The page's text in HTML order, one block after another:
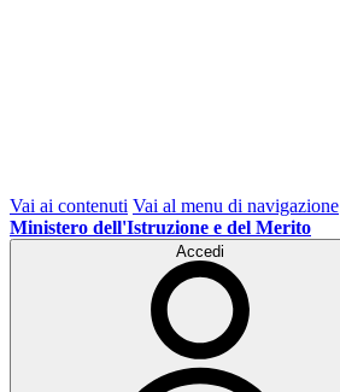
Vai ai contenuti Vai al menu di navigazione
Ministero dell'Istruzione e del Merito
Accedi